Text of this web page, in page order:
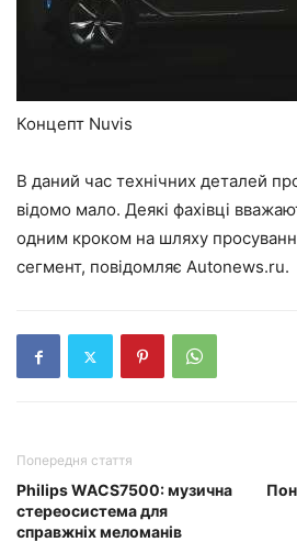
Концепт Nuvis
В даний час технічних деталей
відомо мало. Деякі фахівці
одним кроком на шляху
сегмент, повідомляє Autonews.ru.
Попередня стаття
Philips WACS7500: музична
стереосистема для
справжніх меломанів